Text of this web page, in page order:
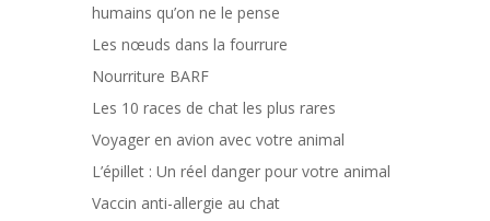
humains qu’on ne le pense
Les nœuds dans la fourrure
Nourriture BARF
Les 10 races de chat les plus rares
Voyager en avion avec votre animal
L’épillet : Un réel danger pour votre animal
Vaccin anti-allergie au chat